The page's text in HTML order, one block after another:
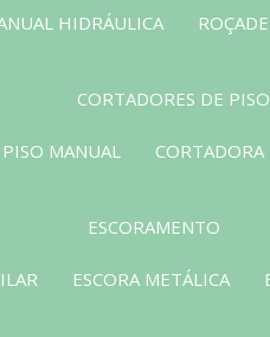
HIDRÁULICA
CORTADORES DE PISO
MANUAL CORTADORA
ESCORAMENTO
ESCORA METÁLICA